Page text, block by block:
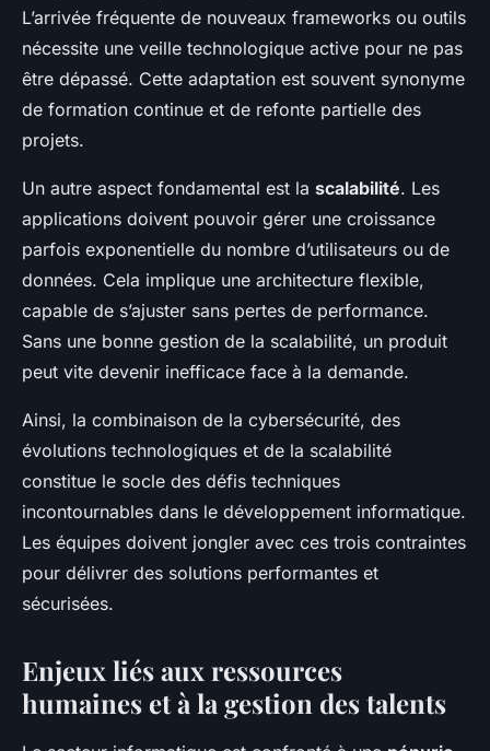
L’arrivée fréquente de nouveaux frameworks ou outils
nécessite une veille technologique active pour ne pas
être dépassé. Cette adaptation est souvent synonyme
de formation continue et de refonte partielle des
projets.
Un autre aspect fondamental est la scalabilité. Les
applications doivent pouvoir gérer une croissance
parfois exponentielle du nombre d’utilisateurs ou de
données. Cela implique une architecture flexible,
capable de s’ajuster sans pertes de performance.
Sans une bonne gestion de la scalabilité, un produit
peut vite devenir inefficace face à la demande.
Ainsi, la combinaison de la cybersécurité, des
évolutions technologiques et de la scalabilité
constitue le socle des défis techniques
incontournables dans le développement informatique.
Les équipes doivent jongler avec ces trois contraintes
pour délivrer des solutions performantes et
sécurisées.
Enjeux liés aux ressources
humaines et à la gestion des talents